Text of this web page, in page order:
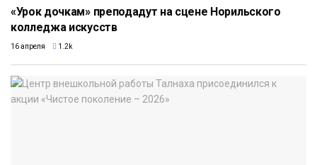
«Урок дочкам» преподадут на сцене Норильского
колледжа искусств
16 апреля 1.2k